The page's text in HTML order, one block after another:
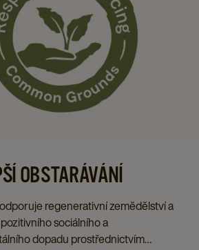
OBSTARÁVÁNÍ
regenerativní zemědělství a
sociálního a
dopadu prostřednictvím